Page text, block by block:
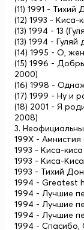
(11) 1991 -
(12) 1993 - Киса-
(13) 1994 - 13
(13) 1994 -
(14) 1995 - О,
(15) 1996 -
2000)
(16) 1998 -
(17) 1999 - Ну и
(18) 2001 - Я
2008)
3.
199X - Амнистия
1993 - Киса-киса
1993 - Киса-
1993 - Тихий
1994 - Greatest
1994 - Лучшие
1994 - Лучшие
1994 - Лучшие
1994 - Спасибо,